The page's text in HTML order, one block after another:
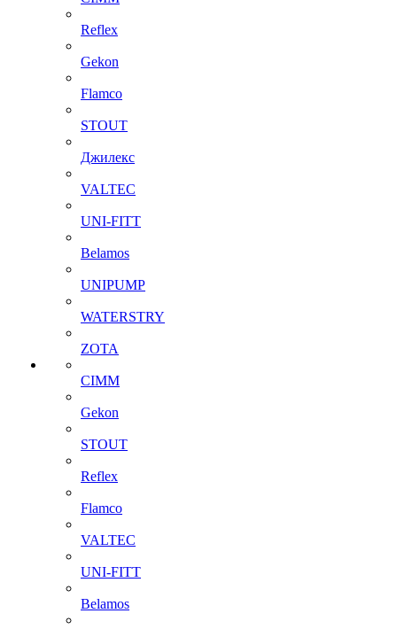
Reflex
Gekon
Flamco
STOUT
Джилекс
VALTEC
UNI-FITT
Belamos
UNIPUMP
WATERSTRY
ZOTA
CIMM
Gekon
STOUT
Reflex
Flamco
VALTEC
UNI-FITT
Belamos